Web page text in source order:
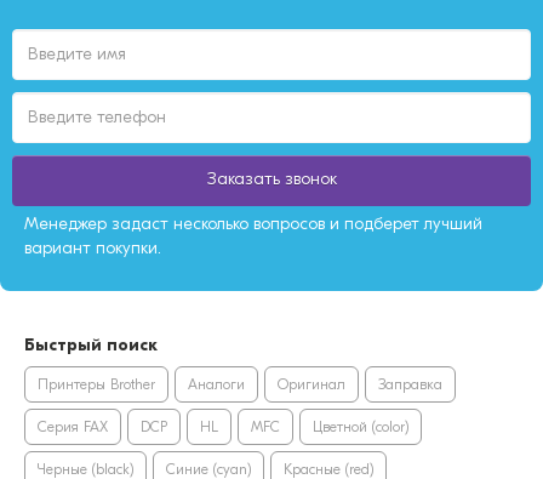
Заказать звонок
Менеджер задаст несколько вопросов и подберет лучший
вариант покупки.
Быстрый поиск
Принтеры Brother Аналоги Оригинал Заправка
Серия FAX DCP HL MFC Цветной (color)
Черные (black) Синие (cyan) Красные (red)